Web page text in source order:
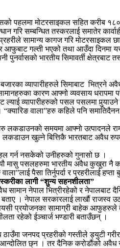
पहलमा मोटरसाइकल सहित करीब
गरि सम्बन्धित तस्करलाई समातेर
सामान्य कागज गरि मोटरसाइकल
गल्ती भएको तथा आउँदा दिनमा यस्तो
पुनर्वासको भारतीय सिमावर्ती
व्यापारीहरुले सिमाबाट भित्रने
कारण आफ्नो व्यवसाय धरापमा
व्यापारीहरुको पसल पसलमा
वाला”हरु कहिले पनि
लकडाउनको समयमा आफ्नो उत्पादनले
खुल्ने बित्तिकै भारतबाट अवैध
गर्न नसकेको उनीहरुको गुनासो छ ।
मासु पसलहरुमा भारतीय अवैध कुखुरा नै
पैसा तिर्नुपर्दा र प्रहरीलाई
लागी “शुन्य सहनशीलता”
सामान नेपाल भित्रीरहेको र
। नेपाल सरकारलाई लाखौं राजस्व
प्रयोजनका सामाग्री बाहेक
रहेको ईञ्चार्ज भण्डारी बताउँछन् ।
जनपद प्रहरीको गस्तीले ड्युटी
आन्दोलित छ्न । तर दैनिक करोडौंको